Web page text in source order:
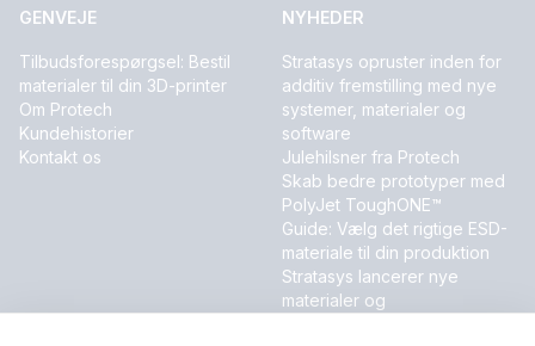
GENVEJE
Tilbudsforespørgsel: Bestil
materialer til din 3D-printer
Om Protech
Kundehistorier
Kontakt os
NYHEDER
Stratasys opruster inden for
additiv fremstilling med nye
systemer, materialer og
software
Julehilsner fra Protech
Skab bedre prototyper med
PolyJet ToughONE™
Guide: Vælg det rigtige ESD-
materiale til din produktion
Stratasys lancerer nye
materialer og